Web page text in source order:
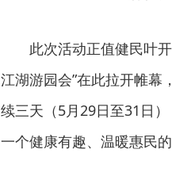
此次活动正值健民叶
江湖游园会”在此拉开帷幕
续三天（5月29日至31日
一个健康有趣、温暖惠民